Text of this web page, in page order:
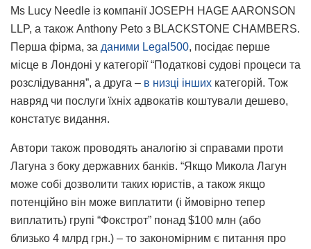
Ms Lucy Needle із компанії JOSEPH HAGE AARONSON
LLP, а також Anthony Peto з BLACKSTONE CHAMBERS.
Перша фірма, за даними Legal500, посідає перше
місце в Лондоні у категорії “Податкові судові процеси та
розслідування”, а друга – в низці інших категорій. Тож
навряд чи послуги їхніх адвокатів коштували дешево,
констатує видання.
Автори також проводять аналогію зі справами проти
Лагуна з боку державних банків. “Якщо Микола Лагун
може собі дозволити таких юристів, а також якщо
потенційно він може виплатити (і ймовірно тепер
виплатить) групі “Фокстрот” понад $100 млн (або
близько 4 млрд грн.) – то закономірним є питання про